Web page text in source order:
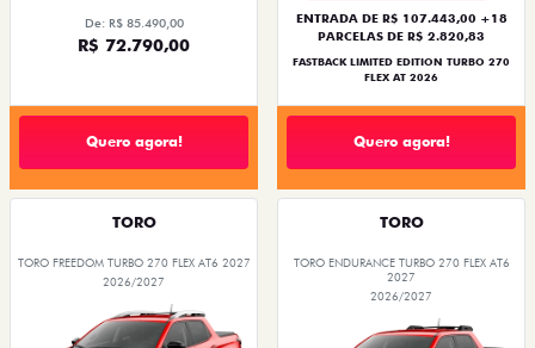
De: R$ 85.490,00
R$ 72.790,00
Quero agora!
ENTRADA DE R$ 107.443,00 +18
PARCELAS DE R$ 2.820,83
FASTBACK LIMITED EDITION TURBO 270
FLEX AT 2026
Quero agora!
TORO
TORO FREEDOM TURBO 270 FLEX AT6 2027
2026/2027
TORO
TORO ENDURANCE TURBO 270 FLEX AT6
2027
2026/2027